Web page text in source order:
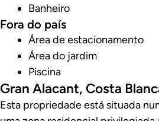
Banheiro
Fora do país
Área de estacionamento
Área do jardim
Piscina
Gran Alacant, Costa
Esta propriedade está situada